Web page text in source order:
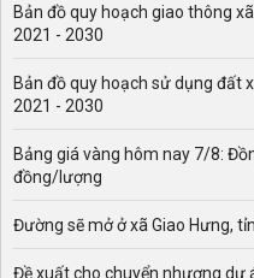
Bản đồ quy hoạch giao thông
2021 - 2030
Bản đồ quy hoạch sử dụng đất
2021 - 2030
Bảng giá vàng hôm nay 7/8:
đồng/lượng
Đường sẽ mở ở xã Giao Hưng,
Đề xuất cho chuyển nhượng dự